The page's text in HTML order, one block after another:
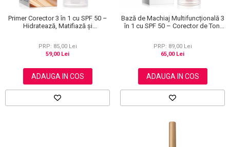
Primer Corector 3 în 1 cu SPF 50 –
Hidratează, Matifiază și
PRP: 85,00 Lei
59,00 Lei
ADAUGA IN COS
Bază de Machiaj Multifuncțională 3
în 1 cu SPF 50 – Corector de Ton,
PRP: 89,00 Lei
65,00 Lei
ADAUGA IN COS